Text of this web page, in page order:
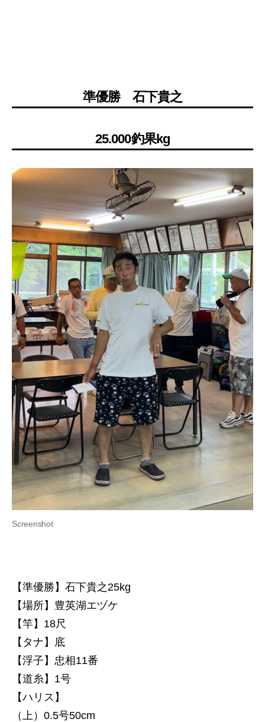
準優勝 石下貴之
25.000釣果kg
Screenshot
【準優勝】石下貴之25kg
【場所】豊英湖エヅケ
【竿】18尺
【タナ】底
【浮子】忠相11番
【道糸】1号
【ハリス】
（上）0.5号50cm